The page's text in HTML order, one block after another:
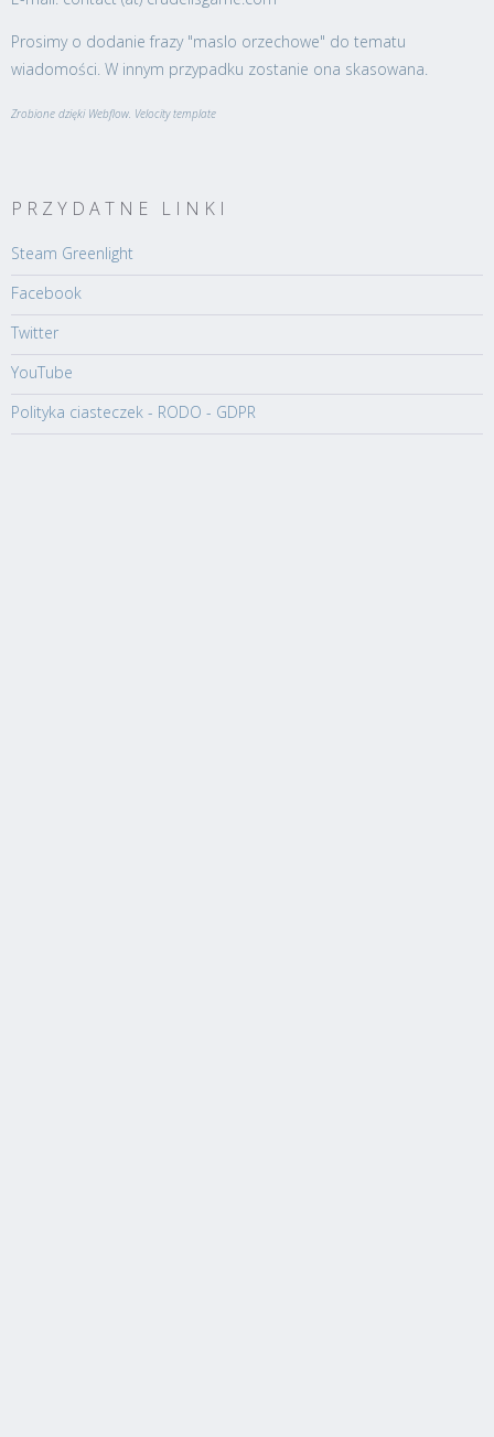
Prosimy o dodanie frazy "maslo orzechowe" do tematu
wiadomości. W innym przypadku zostanie ona skasowana.
Zrobione dzięki Webflow. Velocity template
PRZYDATNE LINKI
Steam Greenlight
Facebook
Twitter
YouTube
Polityka ciasteczek - RODO - GDPR